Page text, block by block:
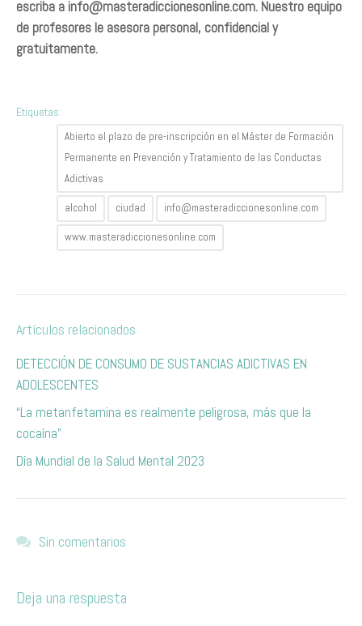
escriba a info@masteradiccionesonline.com. Nuestro equipo
de profesores le asesora personal, confidencial y
gratuitamente.
Etiquetas:
Abierto el plazo de pre-inscripción en el Máster de Formación
Permanente en Prevención y Tratamiento de las Conductas
Adictivas
alcohol ciudad info@masteradiccionesonline.com
www.masteradiccionesonline.com
Artículos relacionados
DETECCIÓN DE CONSUMO DE SUSTANCIAS ADICTIVAS EN
ADOLESCENTES
“La metanfetamina es realmente peligrosa, más que la
cocaína”
Día Mundial de la Salud Mental 2023
Sin comentarios
Deja una respuesta